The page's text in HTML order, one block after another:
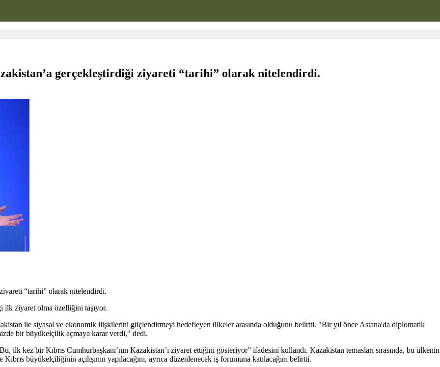
gerçekleştirdiği ziyareti “tarihi” olarak nitelendirdi.
“tarihi” olarak nitelendirdi.
ilk ziyaret olma özelliğini taşıyor.
ile siyasal ve ekonomik ilişkilerini güçlendirmeyi hedefleyen ülkeler arasında olduğunu belirtti. "Bir yıl önce Astana'da diplomatik
bir büyükelçilik açmaya karar verdi," dedi.
ilk kez bir Kıbrıs Cumhurbaşkanı’nın Kazakistan’ı ziyaret ettiğini gösteriyor” ifadesini kullandı. Kazakistan temasları sırasında, bu ülkenin
büyükelçiliğinin açılışının yapılacağını, ayrıca düzenlenecek iş forumuna katılacağını belirtti.